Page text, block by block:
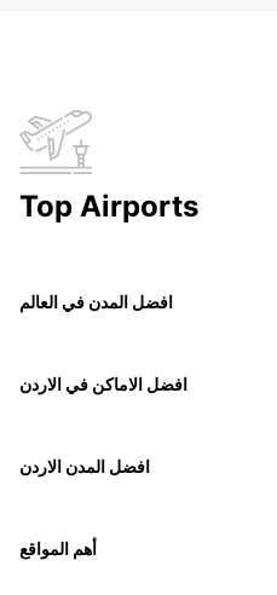
Top Airports
افضل المدن في العالم
افضل الاماكن في الاردن
افضل المدن الاردن
أهم المواقع